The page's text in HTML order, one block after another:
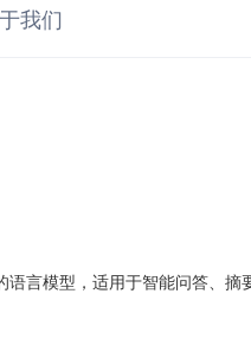
我们
语言模型，适用于智能问答、